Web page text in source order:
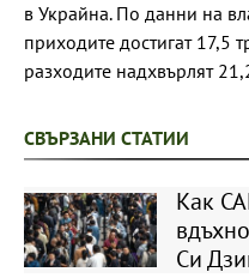
в Украйна. По данни на
приходите достигат 17,5
разходите надхвърлят
СВЪРЗАНИ СТАТИИ
Как
Си